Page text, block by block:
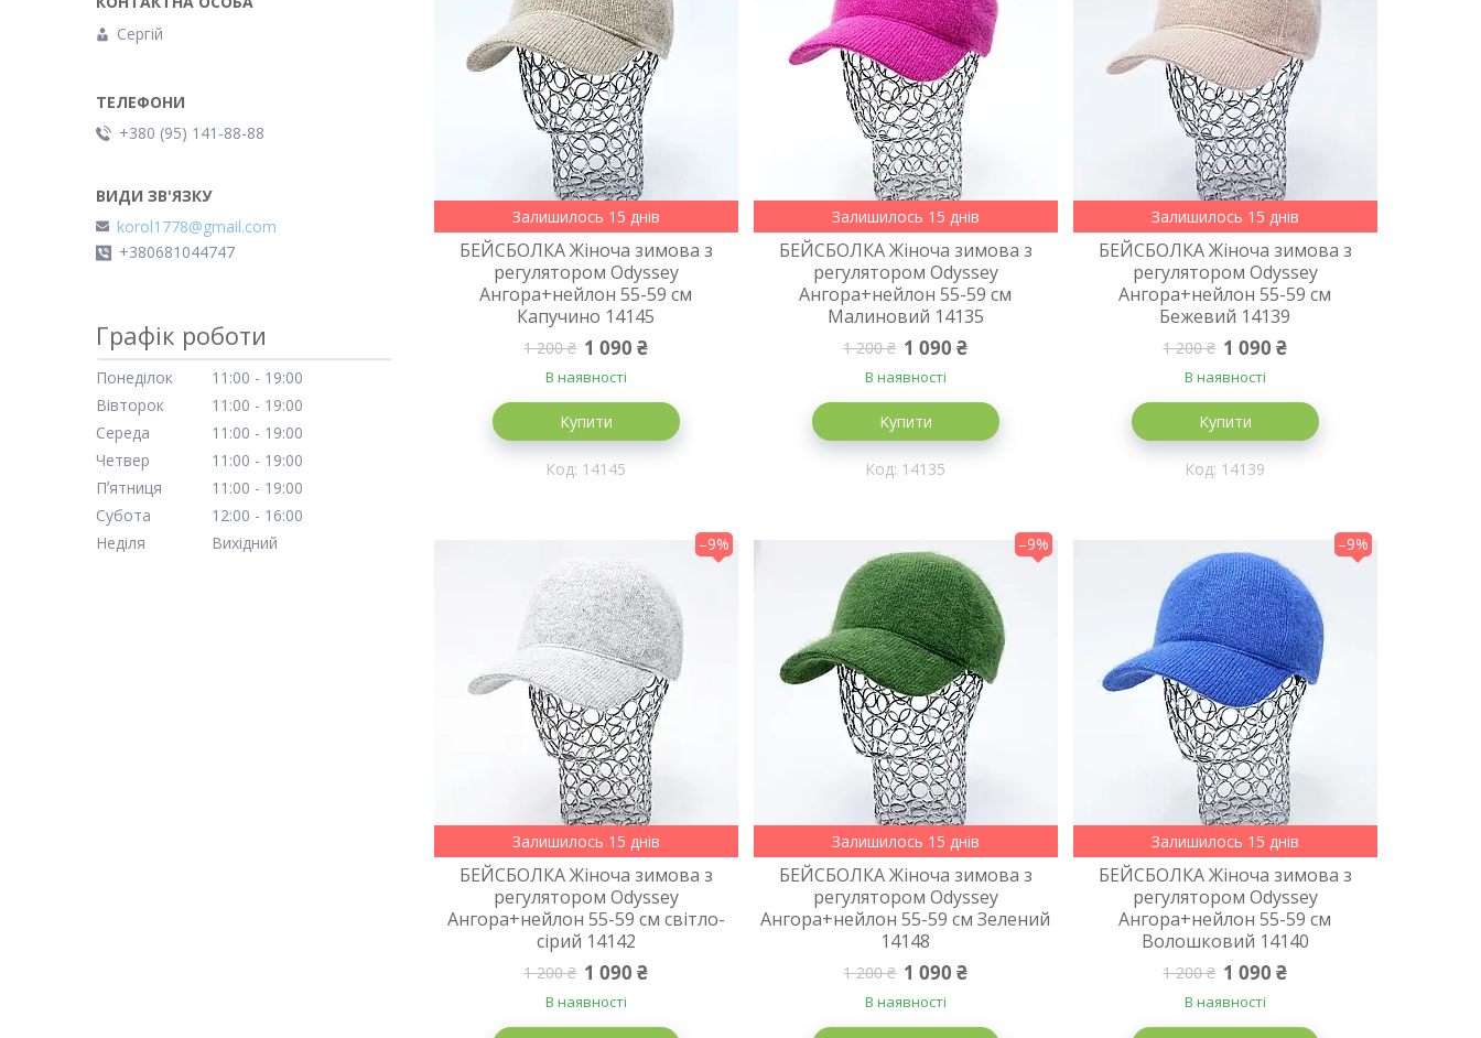
Залишилось 15 днів
БЕЙСБОЛКА Жіноча зимова з
регулятором Odyssey
Ангора+нейлон 55-59 см
Капучино 14145
1 200 ₴ 1 090 ₴
В наявності
Купити
14145
Залишилось 15 днів
БЕЙСБОЛКА Жіноча зимова з
регулятором Odyssey
Ангора+нейлон 55-59 см
Малиновий 14135
1 200 ₴ 1 090 ₴
В наявності
Купити
14135
Залишилось 15 днів
БЕЙСБОЛКА Жіноча зимова з
регулятором Odyssey
Ангора+нейлон 55-59 см
Бежевий 14139
1 200 ₴ 1 090 ₴
В наявності
Купити
14139
–9%
Залишилось 15 днів
БЕЙСБОЛКА Жіноча зимова з
регулятором Odyssey
Ангора+нейлон 55-59 см світло-
сірий 14142
1 200 ₴ 1 090 ₴
В наявності
–9%
Залишилось 15 днів
БЕЙСБОЛКА Жіноча зимова з
регулятором Odyssey
Ангора+нейлон 55-59 см Зелений
14148
1 200 ₴ 1 090 ₴
В наявності
–9%
Залишилось 15 днів
БЕЙСБОЛКА Жіноча зимова з
регулятором Odyssey
Ангора+нейлон 55-59 см
Волошковий 14140
1 200 ₴ 1 090 ₴
В наявності
Сергій
+380 (95) 141-88-88
korol1778@gmail.com
+380681044747
Графік роботи
Понеділок 11:00
19:00
Вівторок
11:00
19:00
Середа
11:00
19:00
Четвер
11:00
19:00
Пʼятниця
11:00
19:00
Субота
12:00
16:00
Неділя
Вихідний